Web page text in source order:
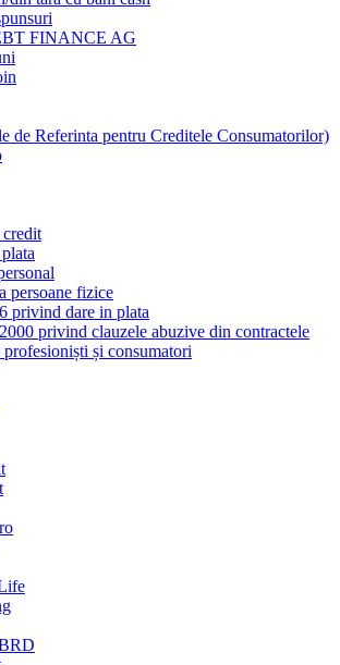
FINANCE AG
de Referinta pentru Creditele Consumatorilor)
credit
persoane fizice
privind dare in plata
privind clauzele abuzive din contractele
și consumatori